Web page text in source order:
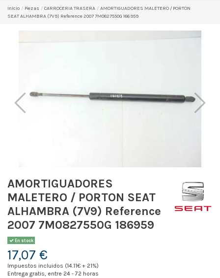
Inicio Pіezas CARROCERIA TRASERA
AMORTIGUADORES MALETERO / PORTON
SEAT ALHAMBRA (7V9) Reference 2007 7M0827550G 186959
AMORTIGUADORES
MALETERO / PORTON SEAT
ALHAMBRA (7V9) Reference
2007 7M0827550G 186959
En stock
17,07 €
Impuestos incluidos (14.11€ + 21%)
Entrega gratis, entre 24 - 72 horas